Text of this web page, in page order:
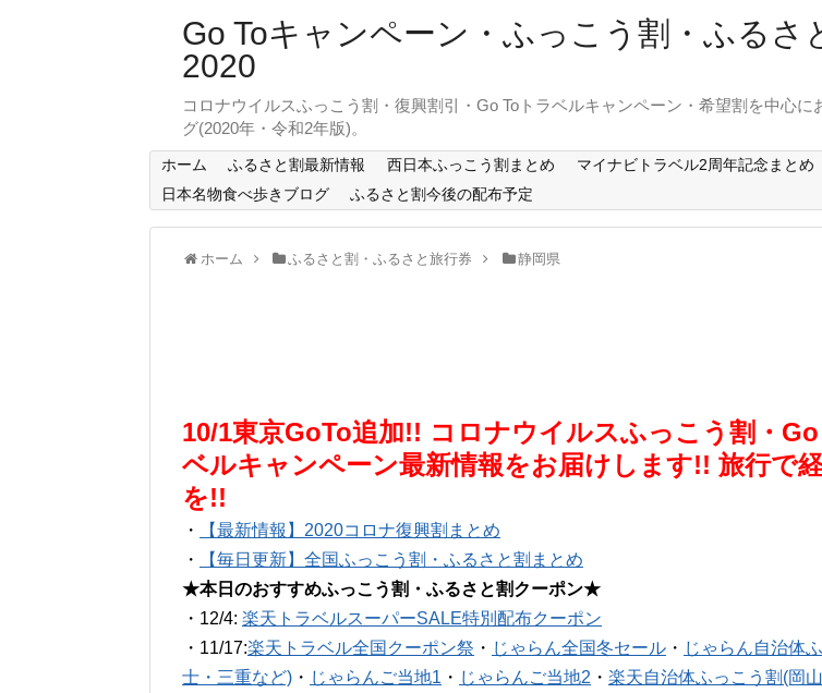
Go Toキャンペーン・ふっこう割・ふるさ
2020
コロナウイルスふっこう割・復興割引・Go Toトラベルキャンペーン・希望割を中心
グ(2020年・令和2年版)。
ホーム ふるさと割最新情報 西日本ふっこう割まとめ マイナビトラベル2周年記念まとめ
日本名物食べ歩きブログ
ふるさと割今後の配布予定
ホーム ふるさと割・ふるさと旅行券 静岡県
10/1東京GoTo追加!! コロナウイルスふっこう割・
ベルキャンペーン最新情報をお届けします!! 旅行で
を!!
・
【最新情報】2020コロナ復興割まとめ
・
【毎日更新】全国ふっこう割・ふるさと割まとめ
★本日のおすすめふっこう割・ふるさと割クーポン★
・12/4: 楽天トラベルスーパーSALE特別配布クーポン
・11/17:楽天トラベル全国クーポン祭 ・ じゃらん全国冬セール ・ じゃらん自治体
士・三重など) ・ じゃらんご当地1 ・ じゃらんご当地2 ・ 楽天自治体ふっこう割(岡